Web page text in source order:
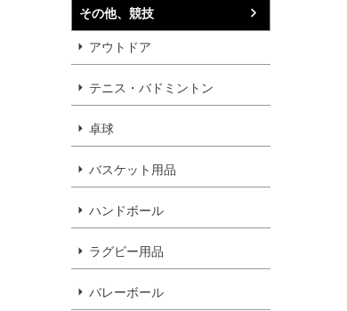
その他、競技
アウトドア
テニス・バドミントン
卓球
バスケット用品
ハンドボール
ラグビー用品
バレーボール